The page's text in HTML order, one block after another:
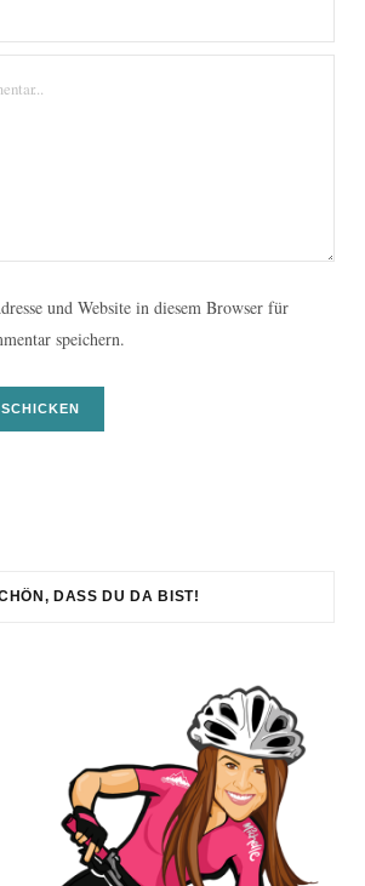
und Website in diesem Browser für
speichern.
DASS DU DA BIST!